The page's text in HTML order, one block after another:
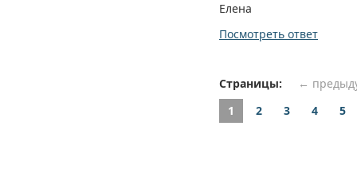
Елена
Посмотреть ответ
Страницы:
←
1
2 3 4 5